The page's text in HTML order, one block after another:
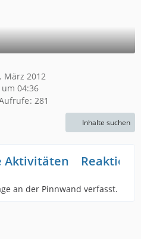
März 2012
04:36
281
Inhalte suchen
Aktivitäten
an der Pinnwand verfasst.